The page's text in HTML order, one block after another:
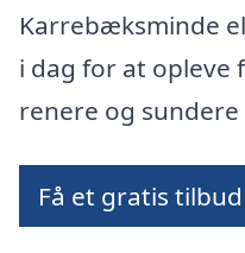
Karrebæksminde
i dag for at opleve
renere og sundere
Få et gratis